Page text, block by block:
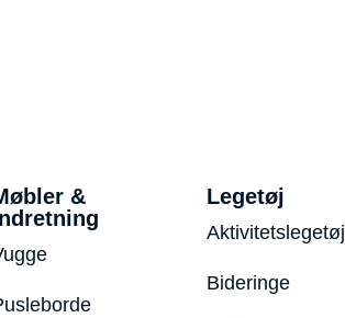
&
Legetøj
Aktivitetslegetøj
Bideringe